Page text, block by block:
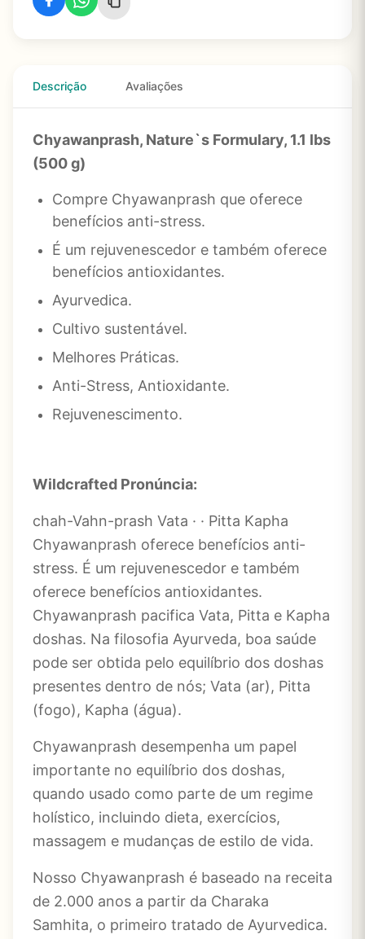
Descrição Avaliações
Chyawanprash, Nature`s Formulary, 1.1 lbs
(500 g)
Compre Chyawanprash que oferece
benefícios anti-stress.
É um rejuvenescedor e também oferece
benefícios antioxidantes.
Ayurvedica.
Cultivo sustentável.
Melhores Práticas.
Anti-Stress, Antioxidante.
Rejuvenescimento.
Wildcrafted Pronúncia:
chah-Vahn-prash Vata · · Pitta Kapha
Chyawanprash oferece benefícios anti-
stress. É um rejuvenescedor e também
oferece benefícios antioxidantes.
Chyawanprash pacifica Vata, Pitta e Kapha
doshas. Na filosofia Ayurveda, boa saúde
pode ser obtida pelo equilíbrio dos doshas
presentes dentro de nós; Vata (ar), Pitta
(fogo), Kapha (água).
Chyawanprash desempenha um papel
importante no equilíbrio dos doshas,
quando usado como parte de um regime
holístico, incluindo dieta, exercícios,
massagem e mudanças de estilo de vida.
Nosso Chyawanprash é baseado na receita
de 2.000 anos a partir da Charaka
Samhita, o primeiro tratado de Ayurvedica.